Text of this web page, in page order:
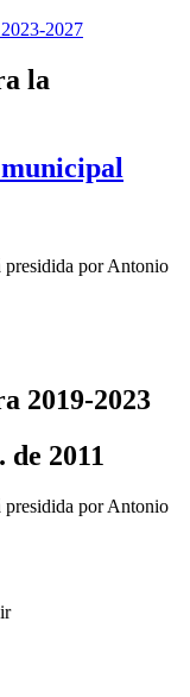
la
presidida por Antonio
2019-2023
2011
presidida por Antonio